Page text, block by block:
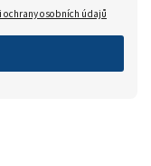
osobních údajů